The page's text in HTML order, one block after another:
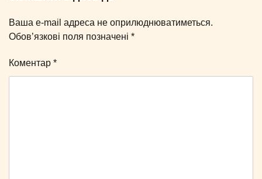
Ваша e-mail адреса не оприлюднюватиметься.
Обов’язкові поля позначені *
Коментар *